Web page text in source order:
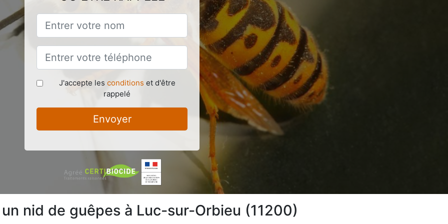
J'accepte les conditions et d'être
rappelé
Envoyer
nid de guêpes à Luc-sur-Orbieu (11200)